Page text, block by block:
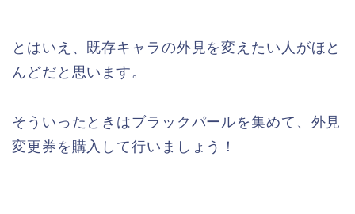
とはいえ、既存キャラの外見を変えたい人がほと
んどだと思います。
そういったときはブラックパールを集めて、外見
変更券を購入して行いましょう！